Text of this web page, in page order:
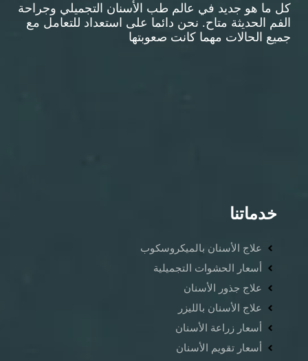
كل ما هو جديد في عالم طب الأسنان التجميلي وجراحة
الفم الحديثة متاح. نحن دائما على استعداد للتعامل مع
جميع الحالات مهما كانت صعوبتها
خدماتنا
علاج الأسنان بالميكروسكوب
أسعار الحشوات التجميلية
علاج جذور الأسنان
علاج الأسنان بالليزر
أسعار زراعة الأسنان
أسعار تقويم الأسنان